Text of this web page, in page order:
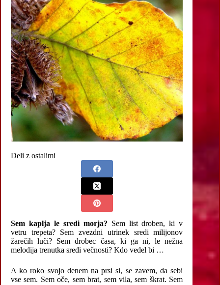
Deli z ostalimi
Sem kaplja le sredi morja? Sem list droben, ki v
vetru trepeta? Sem zvezdni utrinek sredi milijonov
žarečih luči? Sem drobec časa, ki ga ni, le nežna
melodija trenutka sredi večnosti? Kdo vedel bi …
A ko roko svojo denem na prsi si, se zavem, da sebi
vse sem. Sem oče, sem brat, sem vila, sem škrat. Sem